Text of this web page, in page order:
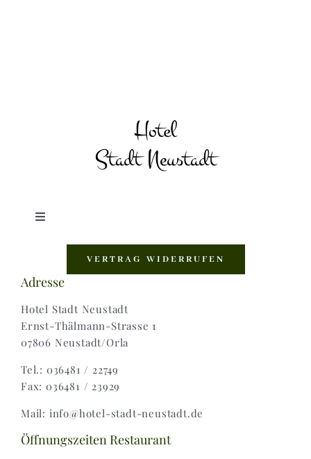
Toggle
Zahlungsweisen |
Widerruf |
Versand & Lieferung
VERTRAG WIDERRUFEN
Adresse
Hotel Stadt Neustadt
Ernst-Thälmann-Strasse 1
07806 Neustadt/Orla
Tel.: 036481 / 22749
Fax: 036481 / 23929
Mail: info@hotel-stadt-neustadt.de
Öffnungszeiten Restaurant